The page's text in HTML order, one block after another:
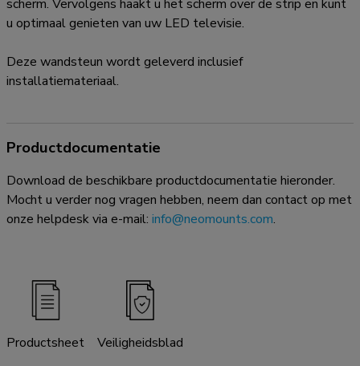
scherm. Vervolgens haakt u het scherm over de strip en kunt
u optimaal genieten van uw LED televisie.
Deze wandsteun wordt geleverd inclusief
installatiemateriaal.
Productdocumentatie
Download de beschikbare productdocumentatie hieronder.
Mocht u verder nog vragen hebben, neem dan contact op met
onze helpdesk via e-mail: info@neomounts.com.
Productsheet Veiligheidsblad